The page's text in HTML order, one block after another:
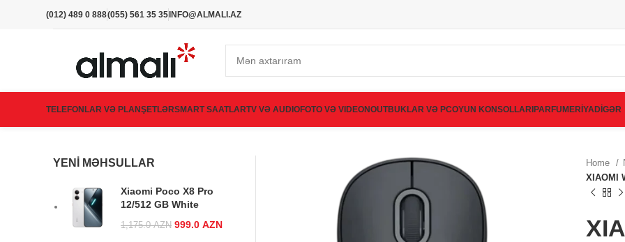
(012) 489 0 888(055) 561 35 35INFO@ALMALI.AZ
TELEFONLAR VƏ PLANŞETLƏRSMART SAATLARTV VƏ AUDIOFOTO VƏ VIDEONOUTBUKLAR VƏ PCOYUN KONSOLLARI PARFUMERİYADİGƏR
Home
XIAOMI
YENI MƏHSULLAR
Xiaomi Poco X8 Pro
12/512 GB White
1,175.0AZN Original price
999.0 AZN